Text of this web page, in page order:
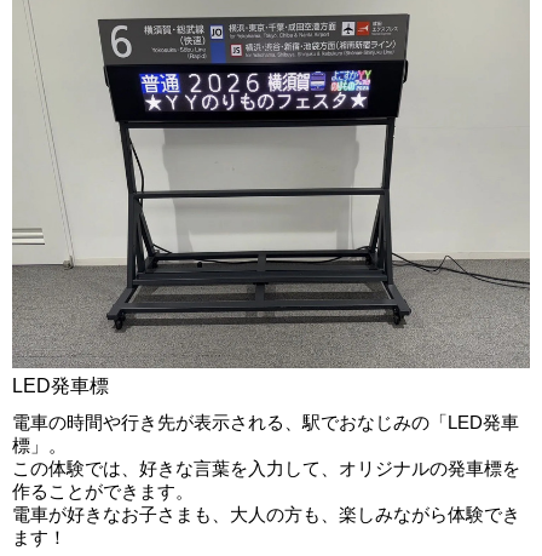
LED発車標
電車の時間や行き先が表示される、駅でおなじみの「LED発車
標」。
この体験では、好きな言葉を入力して、オリジナルの発車標を
作ることができます。
電車が好きなお子さまも、大人の方も、楽しみながら体験でき
ます！